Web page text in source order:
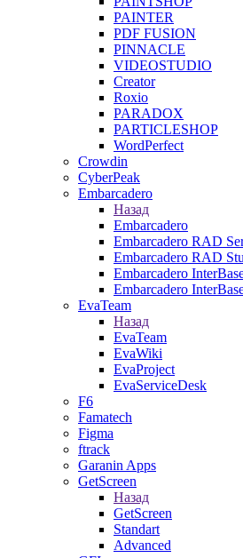
PAINTER
PDF FUSION
PINNACLE
VIDEOSTUDIO
Creator
Roxio
PARADOX
PARTICLESHOP
WordPerfect
Crowdin
CyberPeak
Embarcadero
Назад
Embarcadero
Embarcadero RAD
Embarcadero RAD
Embarcadero
Embarcadero
EvaTeam
Назад
EvaTeam
EvaWiki
EvaProject
EvaServiceDesk
F6
Famatech
Figma
ftrack
Garanin Apps
GetScreen
Назад
GetScreen
Standart
Advanced